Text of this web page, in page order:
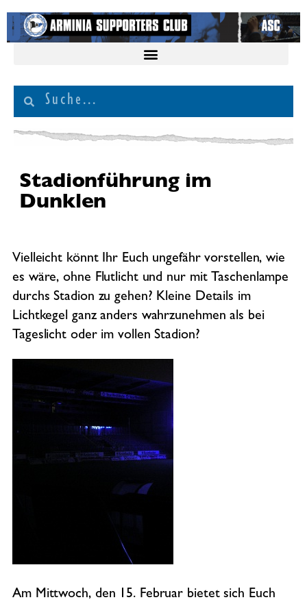
Stadionführung im
Dunklen
Vielleicht könnt Ihr Euch ungefähr vorstellen, wie
es wäre, ohne Flutlicht und nur mit Taschenlampe
durchs Stadion zu gehen? Kleine Details im
Lichtkegel ganz anders wahrzunehmen als bei
Tageslicht oder im vollen Stadion?
Am Mittwoch, den 15. Februar bietet sich Euch